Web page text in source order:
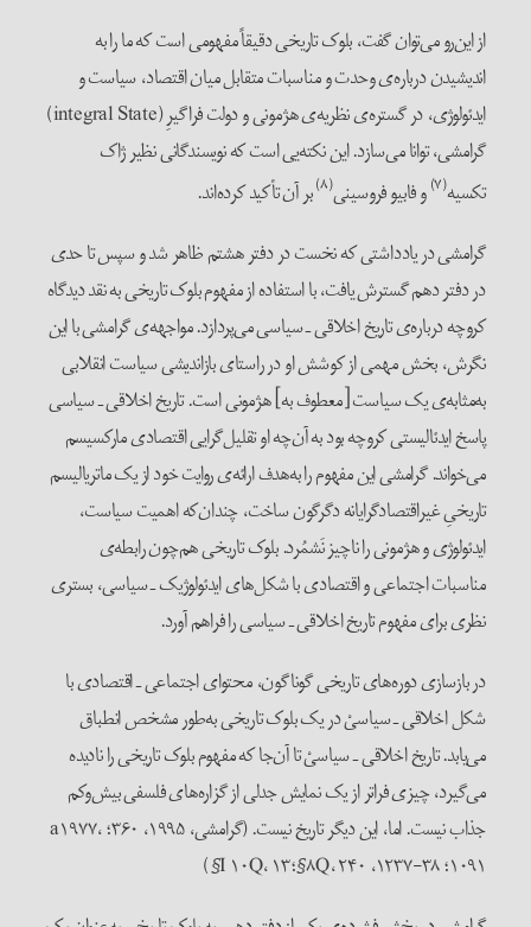
از این‌رو می‌توان گفت، بلوک تاریخی دقیقاً مفهومی است که ما را به
اندیشیدن درباره‌ی وحدت و مناسبات متقابل میان اقتصاد، سیاست و
ایدئولوژی، در گستره‌ی نظریه‌ی هژمونی و دولت فراگیرِ (integral State)
گرامشی، توانا می‌سازد. این نکته‌یی است که نویسندگانی نظیر ژاک
(۷) و فابیو فروسینی بر آن تأکید کرده‌اند.
گرامشی در یادداشتی که نخست در دفتر هشتم ظاهر شد و سپس تا حدی
در دفتر دهم گسترش یافت، با استفاده از مفهوم بلوک تاریخی به نقد دیدگاه
کروچه درباره‌ی تاریخ اخلاقی ـ سیاسی می‌پردازد. مواجهه‌ی گرامشی با این
نگرش، بخش مهمی از کوشش او در راستای بازاندیشی سیاست انقلابی
به‌مثابه‌ی یک سیاست [معطوف به] هژمونی است. تاریخ اخلاقی ـ سیاسی
پاسخ ایدئالیستی کروچه بود به آن‌چه او تقلیل‌گرایی اقتصادی مارکسیسم
می‌خواند. گرامشی این مفهوم را به‌هدف ارائه‌ی روایت خود از یک ماتریالیسم
تاریخیِ غیراقتصادگرایانه دگرگون ساخت، چندان‌که اهمیت سیاست،
ایدئولوژی و هژمونی را ناچیز نَشمُرد. بلوک تاریخی هم‌چون رابطه‌ی
مناسبات اجتماعی و اقتصادی با شکل‌های ایدئولوژیک ـ سیاسی، بستری
نظری برای مفهوم تاریخ اخلاقی ـ سیاسی را فراهم آورد.
در بازسازی دوره‌های تاریخی گوناگون، محتوای اجتماعی ـ اقتصادی با
شکل اخلاقی ـ سیاسیْ در یک بلوک تاریخی به‌طور مشخص انطباق
می‌یابد. تاریخ اخلاقی ـ سیاسیْ تا آن‌جا که مفهوم بلوک تاریخی را نا‌‌دیده
می‌‌گیرد، چیزی فراتر از یک نمایش جدلی از گزاره‌های فلسفی بیش‌وکم
جذاب نیست. اما، این دیگر تاریخ نیست. (گرامشی، ۱۹۹۵، ۳۶۰؛ a۱۹۷۷،